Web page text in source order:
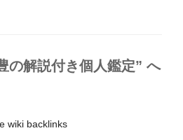
の解説付き個人鑑定” へ
wiki backlinks